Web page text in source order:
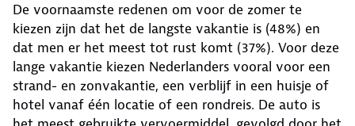
De voornaamste redenen om voor de zomer te
kiezen zijn dat het de langste vakantie is (48%) en
dat men er het meest tot rust komt (37%). Voor deze
lange vakantie kiezen Nederlanders vooral voor een
strand- en zonvakantie, een verblijf in een huisje of
hotel vanaf één locatie of een rondreis. De auto is